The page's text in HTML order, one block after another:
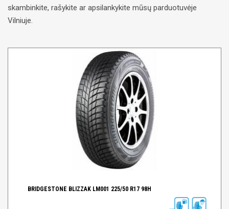
skambinkite, rašykite ar apsilankykite mūsų parduotuvėje
Vilniuje.
BRIDGESTONE BLIZZAK LM001 225/50 R17 98H